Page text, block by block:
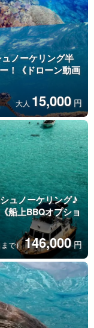
ノーケリング半
！《ドローン動画
大人 15,000 円
ュノーケリング♪
船上BBQオプショ
で）146,000 円